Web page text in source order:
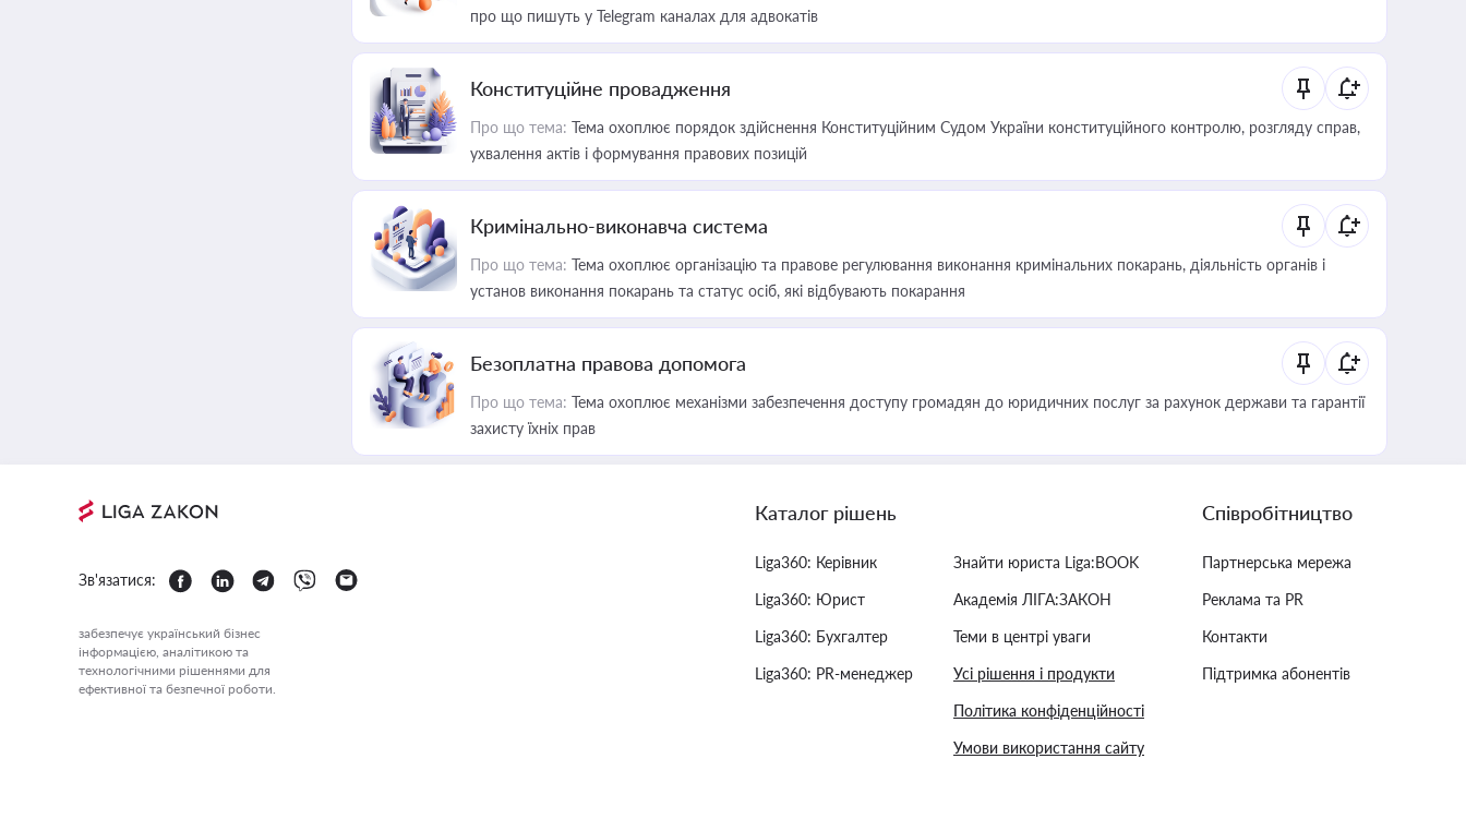
про що пишуть у Telegram каналах для адвокатів
Конституційне провадження
Про що тема: Тема охоплює порядок здійснення Конституційним Судом України конституційного контролю, розгляду справ,
ухвалення актів і формування правових позицій
Кримінально-виконавча система
Про що тема: Тема охоплює організацію та правове регулювання виконання кримінальних покарань, діяльність органів і
установ виконання покарань та статус осіб, які відбувають покарання
Безоплатна правова допомога
Про що тема: Тема охоплює механізми забезпечення доступу громадян до юридичних послуг за рахунок держави та гарантії
захисту їхніх прав
Зв'язатися:
забезпечує український бізнес
інформацією, аналітикою та
технологічними рішеннями для
ефективної та безпечної роботи.
Каталог рішень
Liga360: Керівник
Liga360: Юрист
Liga360: Бухгалтер
Liga360: PR-менеджер
Знайти юриста Liga:BOOK
Академія ЛІГА:ЗАКОН
Теми в центрі уваги
Усі рішення і продукти
Політика конфіденційності
Умови використання сайту
Співробітництво
Партнерська мережа
Реклама та PR
Контакти
Підтримка абонентів